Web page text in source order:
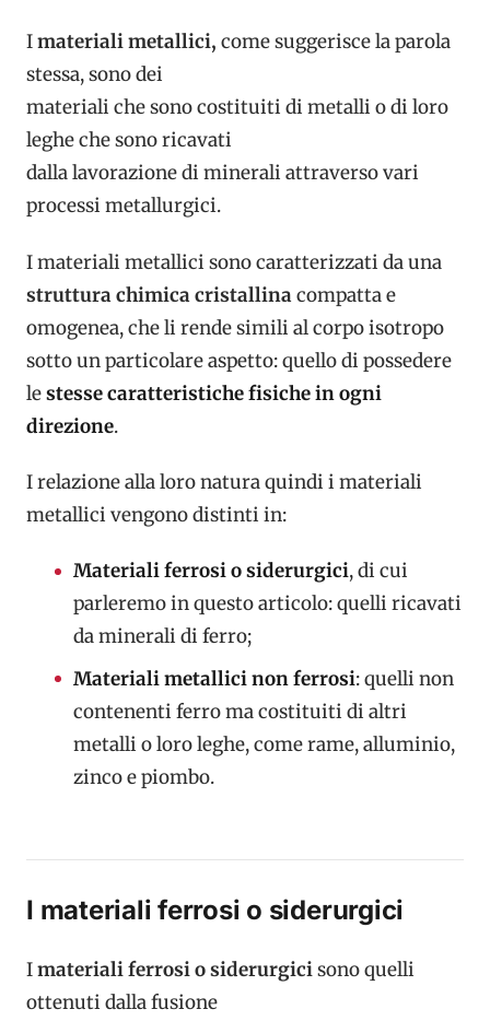
Imateriali metallici, come suggerisce la parola
stessa, sono dei
materiali che sono costituiti di metalli o di loro
leghe che sono ricavati
dalla lavorazione di minerali attraverso vari
processi metallurgici.
I materiali metallici sono caratterizzati da una
struttura chimica cristallinacompatta e
omogenea, che li rende simili al corpo isotropo
sotto un particolare aspetto: quello di possedere
lestesse caratteristiche fisiche in ogni
direzione.
I relazione alla loro natura quindi i materiali
metallici vengono distinti in:
Materiali ferrosi o siderurgici, di cui
parleremo in questo articolo: quelli ricavati
da minerali di ferro;
Materiali metallici non ferrosi: quelli non
contenenti ferro ma costituiti di altri
metalli o loro leghe, come rame, alluminio,
zinco e piombo.
I materiali ferrosi o siderurgici
Imateriali ferrosi o siderurgicisono quelli
ottenuti dalla fusione